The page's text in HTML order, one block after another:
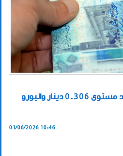
إقتصاد / الدولار يستقر عند مستوى 0.306 دينار واليورو
01/06/2026 10:46